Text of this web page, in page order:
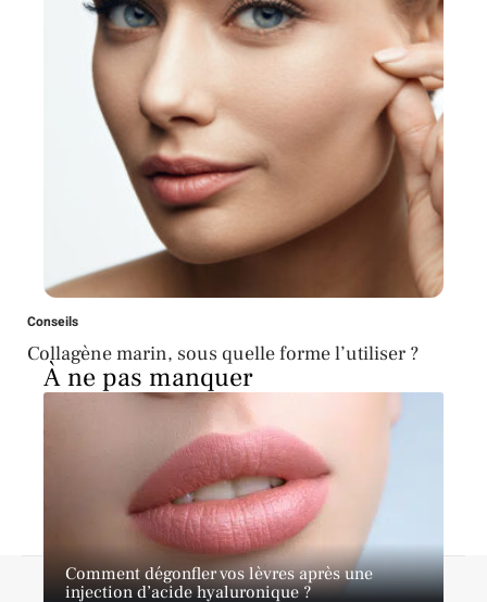
Conseils
Collagène marin, sous quelle forme l’utiliser ?
À ne pas manquer
Comment dégonfler vos lèvres après une
injection d’acide hyaluronique ?
A propos Contact Proposer un article
Mentions légales